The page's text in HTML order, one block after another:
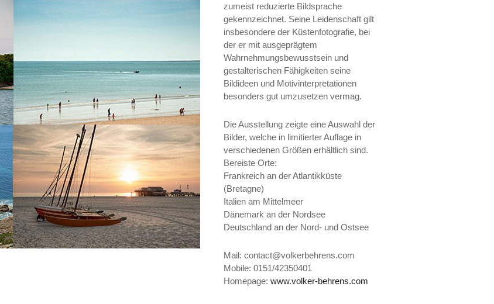
zumeist reduzierte Bildsprache
gekennzeichnet. Seine Leidenschaft gilt
insbesondere der Küstenfotografie, bei
der er mit ausgeprägtem
Wahrnehmungsbewusstsein und
gestalterischen Fähigkeiten seine
Bildideen und Motivinterpretationen
besonders gut umzusetzen vermag.
Die Ausstellung zeigte eine Auswahl der
Bilder, welche in limitierter Auflage in
verschiedenen Größen erhältlich sind.
Bereiste Orte:
Frankreich an der Atlantikküste
(Bretagne)
Italien am Mittelmeer
Dänemark an der Nordsee
Deutschland an der Nord- und Ostsee
Mail: contact@volkerbehrens.com
Mobile: 0151/42350401
Homepage: www.volker-behrens.com